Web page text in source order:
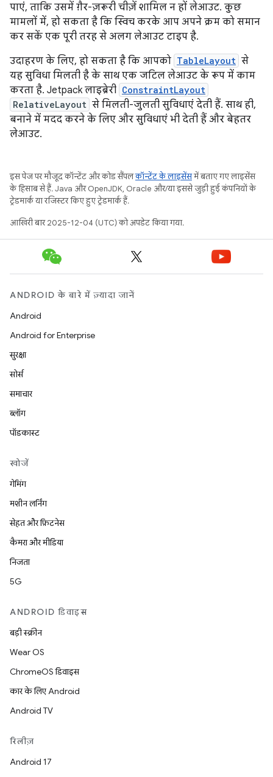
पाएं, ताकि उसमें ग़ैर-ज़रूरी चीज़ें शामिल न हों लेआउट. कुछ
मामलों में, हो सकता है कि स्विच करके आप अपने क्रम को समान
कर सकें एक पूरी तरह से अलग लेआउट टाइप है.
उदाहरण के लिए, हो सकता है कि आपको TableLayout से
यह सुविधा मिलती है के साथ एक जटिल लेआउट के रूप में काम
करता है. Jetpack लाइब्रेरी ConstraintLayout
RelativeLayout से मिलती-जुलती सुविधाएं देती हैं. साथ ही,
बनाने में मदद करने के लिए और सुविधाएं भी देती हैं और बेहतर
लेआउट.
इस पेज पर मौजूद कॉन्टेंट और कोड सैंपलकॉन्टेंट के लाइसेंसमें बताए गए लाइसेंस
के हिसाब से हैं. Java और OpenJDK, Oracle और/या इससे जुड़ी हुई कंपनियों के
ट्रेडमार्क या रजिस्टर किए हुए ट्रेडमार्क हैं.
आखिरी बार 2025-12-04 (UTC) को अपडेट किया गया.
ANDROID के बारे में ज़्यादा जानें
Android
Android for Enterprise
सुरक्षा
सोर्स
समाचार
ब्लॉग
पॉडकास्ट
खोजें
गेमिंग
मशीन लर्निंग
सेहत और फ़िटनेस
कैमरा और मीडिया
निजता
5G
ANDROID डिवाइस
बड़ी स्क्रीन
Wear OS
ChromeOS डिवाइस
कार के लिए Android
Android TV
रिलीज़
Android 17